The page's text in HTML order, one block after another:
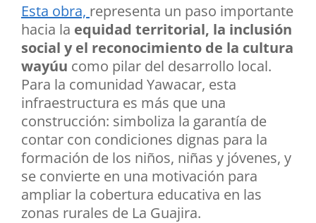
Esta obra, representa un paso importante
hacia la equidad territorial, la inclusión
social y el reconocimiento de la cultura
wayúu como pilar del desarrollo local.
Para la comunidad Yawacar, esta
infraestructura es más que una
construcción: simboliza la garantía de
contar con condiciones dignas para la
formación de los niños, niñas y jóvenes, y
se convierte en una motivación para
ampliar la cobertura educativa en las
zonas rurales de La Guajira.